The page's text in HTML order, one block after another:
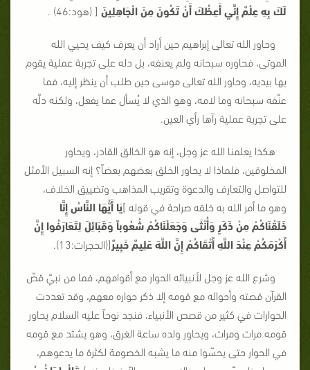
لَكَ بِهِ عِلْمٌ إِنِّي أَعِظُكَ أَنْ تَكُونَ مِنَ الْجَاهِلِينَ [ (هود:46) .
وحاور الله تعالى إبراهيم حين أراد أن يعرف كيف يحيي الله
الموتى، فحاوره سبحانه ولم يعنفه، بل دله على تجربة عملية يقوم
بها بيديه، وحاور الله تعالى موسى حين طلب أن ينظر إليه، فما
عنّفه سبحانه وما لامه، وهو الذي لا يُسأل عما يفعل، ولكنه دلّه
على تجربة عملية رآها رأي العين.
هكذا يعلمنا الله عز وجل، إنه هو الخالق القادر، ويحاور
المخلوقين، فلماذا لا يحاور الخلق بعضهم بعضاً؟ إنه السبيل الأمثل
للتواصل والتعارف والدعوة وتقريب المذاهب وتضييق الخلاف،
وهو ما أمر الله به خلقه صراحة في قوله ]يَا أَيُّهَا النَّاسُ إِنَّا
خَلَقْنَاكُمْ مِنْ ذَكَرٍ وَأُنْثَى وَجَعَلْنَاكُمْ شُعُوباً وَقَبَائِلَ لِتَعَارَفُوا إِنَّ
أَكْرَمَكُمْ عِنْدَ اللَّهِ أَتْقَاكُمْ إِنَّ اللَّهَ عَلِيمٌ خَبِيرٌ[(الحجرات:13).
وشرع الله عز وجل لأنبيائه الحوار مع أقوامهم، فما من نبيّ قصّ
القرآن قصته وأحواله مع قومه إلا ذكر حواره معهم، وقد تعددت
الحوارات في كثير من قصص الأنبياء، فنجد نوحاً عليه السلام يحاور
قومه مرات ومرات، ويحاور ولده ساعة الغرق، وهو يشتد مع قومه
في الحوار حتى يحسّوا منه ما يشبه الخصومة لكثرة ما يدعوهم،